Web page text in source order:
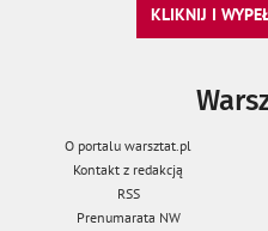
KLIKNIJ I
O portalu warsztat.pl
Kontakt z redakcją
RSS
Prenumarata NW